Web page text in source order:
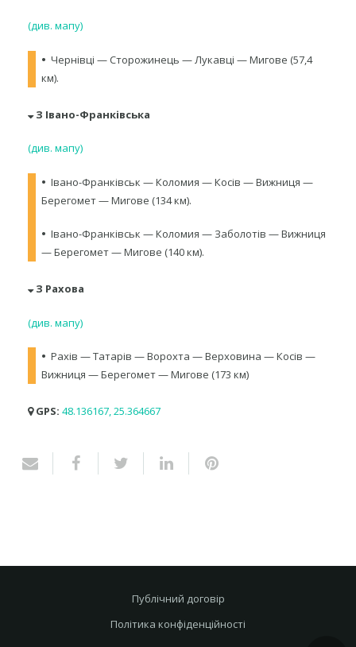
(див. мапу)
• Чернівці — Сторожинець — Лукавці — Мигове (57,4
км).
З Івано-Франківська
(див. мапу)
• Івано-Франківськ — Коломия — Косів — Вижниця —
Берегомет — Мигове (134 км).
• Івано-Франківськ — Коломия — Заболотів — Вижниця
— Берегомет — Мигове (140 км).
З Рахова
(див. мапу)
• Рахів — Татарів — Ворохта — Верховина — Косів —
Вижниця — Берегомет — Мигове (173 км)
GPS: 48.136167, 25.364667
Публічний договір
Політика конфіденційності